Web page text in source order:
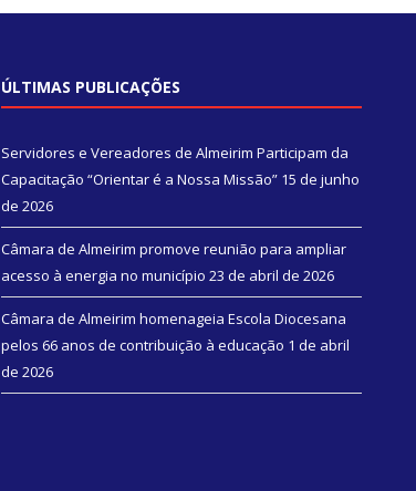
ÚLTIMAS PUBLICAÇÕES
Servidores e Vereadores de Almeirim Participam da
Capacitação “Orientar é a Nossa Missão” 15 de junho
de 2026
Câmara de Almeirim promove reunião para ampliar
acesso à energia no município 23 de abril de 2026
Câmara de Almeirim homenageia Escola Diocesana
pelos 66 anos de contribuição à educação 1 de abril
de 2026